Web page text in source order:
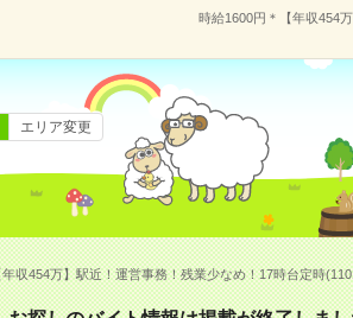
時給1600円＊【年収454
エリア変更
収454万】駅近！運営事務！残業少なめ！17時台定時